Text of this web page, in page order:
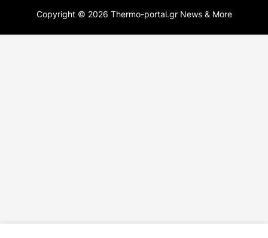
Copyright © 2026 Thermo-portal.gr News & More